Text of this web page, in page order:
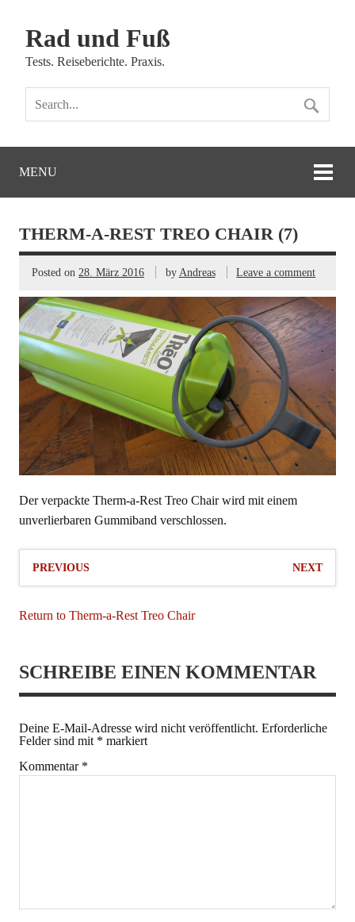
Rad und Fuß
Tests. Reiseberichte. Praxis.
MENU
THERM-A-REST TREO CHAIR (7)
Posted on 28. März 2016 byAndreas Leave a comment
Der verpackte Therm-a-Rest Treo Chair wird mit einem
unverlierbaren Gummiband verschlossen.
PREVIOUS NEXT
Return to Therm-a-Rest Treo Chair
SCHREIBE EINEN KOMMENTAR
Deine E-Mail-Adresse wird nicht veröffentlicht. Erforderliche
Felder sind mit * markiert
Kommentar *